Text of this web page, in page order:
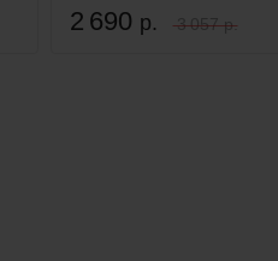
2 690 р. 3 057 р.